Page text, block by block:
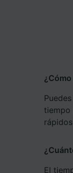
tiempo
El